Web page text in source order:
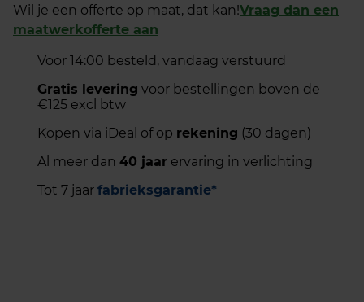
Wil je een offerte op maat, dat kan!Vraag dan een
maatwerkofferte aan
Voor 14:00 besteld, vandaag verstuurd
Gratis levering voor bestellingen boven de
€125 excl btw
Kopen via iDeal of op rekening (30 dagen)
Al meer dan 40 jaar ervaring in verlichting
Tot 7 jaar fabrieksgarantie*